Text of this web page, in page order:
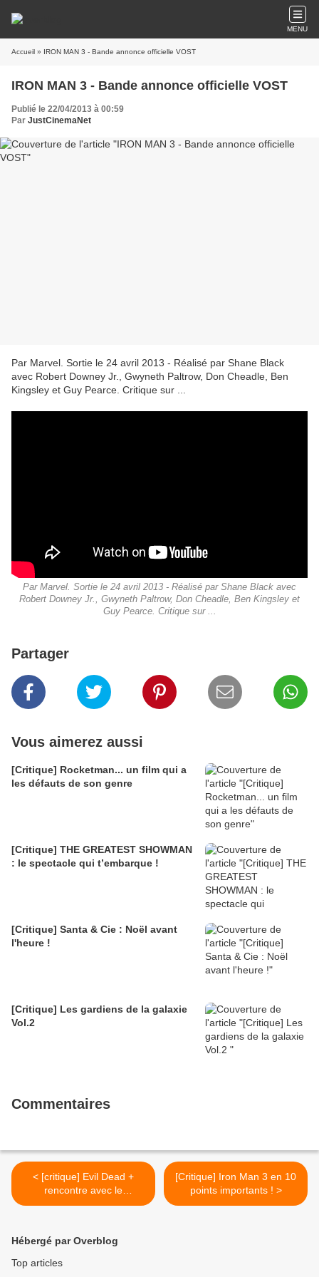
MENU
Accueil » IRON MAN 3 - Bande annonce officielle VOST
IRON MAN 3 - Bande annonce officielle VOST
Publié le 22/04/2013 à 00:59
Par JustCinemaNet
Par Marvel. Sortie le 24 avril 2013 - Réalisé par Shane Black
avec Robert Downey Jr., Gwyneth Paltrow, Don Cheadle, Ben
Kingsley et Guy Pearce. Critique sur ...
Par Marvel. Sortie le 24 avril 2013 - Réalisé par Shane Black avec
Robert Downey Jr., Gwyneth Paltrow, Don Cheadle, Ben Kingsley et
Guy Pearce. Critique sur ...
Partager
Vous aimerez aussi
[Critique] Rocketman... un film qui a
les défauts de son genre
[Critique] THE GREATEST SHOWMAN
: le spectacle qui t’embarque !
[Critique] Santa & Cie : Noël avant
l'heure !
[Critique] Les gardiens de la galaxie
Vol.2
Commentaires
< [critique] Evil Dead +
rencontre avec le
réalisateur Fede Alvarez
[Critique] Iron Man 3 en 10
points importants ! >
Hébergé par Overblog
Top articles